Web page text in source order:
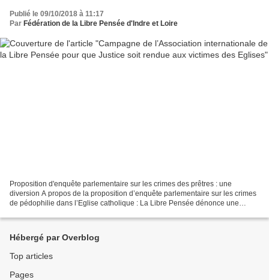
Publié le 09/10/2018 à 11:17
Par Fédération de la Libre Pensée d'Indre et Loire
Proposition d'enquête parlementaire sur les crimes des prêtres : une
diversion A propos de la proposition d’enquête parlementaire sur les crimes
de pédophilie dans l’Eglise catholique : La Libre Pensée dénonce une
Hébergé par Overblog
Top articles
Pages